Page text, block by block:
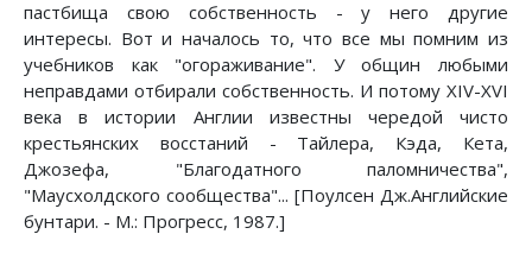
пастбища свою собственность - у него другие
интересы. Вот и началось то, что все мы помним из
учебников как "огораживание". У общин любыми
неправдами отбирали собственность. И потому XIV-XVI
века в истории Англии известны чередой чисто
крестьянских восстаний - Тайлера, Кэда, Кета,
Джозефа, "Благодатного паломничества",
"Маусхолдского сообщества"... [Поулсен Дж.Английские
бунтари. - М.: Прогресс, 1987.]